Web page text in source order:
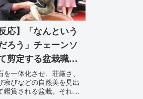
応】「なんという
ろう」チェーンソ
剪定する盆栽職人
愕！
一体化させ、荘厳さ、
寂びなどの自然美を見出
鑑賞される盆栽。それ